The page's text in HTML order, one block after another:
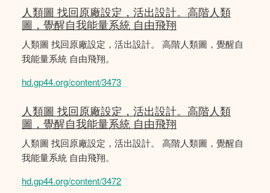
人類圖 找回原廠設定，活出設計。高階人類
圖，覺醒自我能量系統 自由飛翔
人類圖 找回原廠設定，活出設計。 高階人類圖，覺醒自
我能量系統 自由飛翔。
hd.gp44.org/content/3473
人類圖 找回原廠設定，活出設計。高階人類
圖，覺醒自我能量系統 自由飛翔
人類圖 找回原廠設定，活出設計。 高階人類圖，覺醒自
我能量系統 自由飛翔。
hd.gp44.org/content/3472